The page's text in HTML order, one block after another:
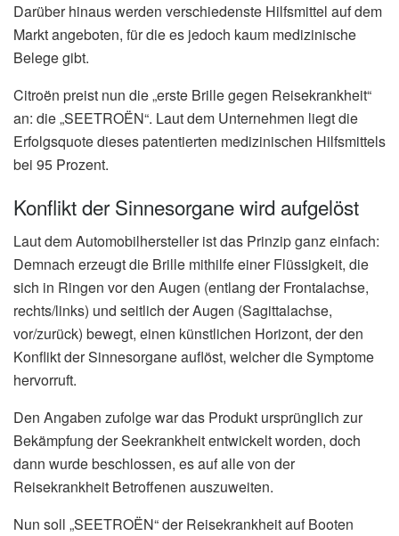
Darüber hinaus werden verschiedenste Hilfsmittel auf dem
Markt angeboten, für die es jedoch kaum medizinische
Belege gibt.
Citroën preist nun die „erste Brille gegen Reisekrankheit“
an: die „SEETROËN“. Laut dem Unternehmen liegt die
Erfolgsquote dieses patentierten medizinischen Hilfsmittels
bei 95 Prozent.
Konflikt der Sinnesorgane wird aufgelöst
Laut dem Automobilhersteller ist das Prinzip ganz einfach:
Demnach erzeugt die Brille mithilfe einer Flüssigkeit, die
sich in Ringen vor den Augen (entlang der Frontalachse,
rechts/links) und seitlich der Augen (Sagittalachse,
vor/zurück) bewegt, einen künstlichen Horizont, der den
Konflikt der Sinnesorgane auflöst, welcher die Symptome
hervorruft.
Den Angaben zufolge war das Produkt ursprünglich zur
Bekämpfung der Seekrankheit entwickelt worden, doch
dann wurde beschlossen, es auf alle von der
Reisekrankheit Betroffenen auszuweiten.
Nun soll „SEETROËN“ der Reisekrankheit auf Booten